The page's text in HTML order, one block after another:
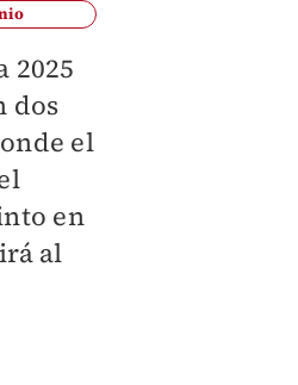
2025
dos
el
en
al